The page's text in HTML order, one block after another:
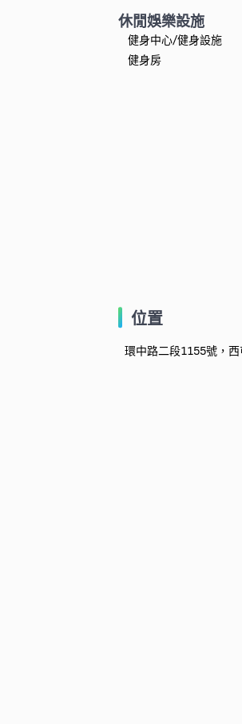
休閒娛樂設施
健身中心/健身設施
健身房
位置
環中路二段1155號，